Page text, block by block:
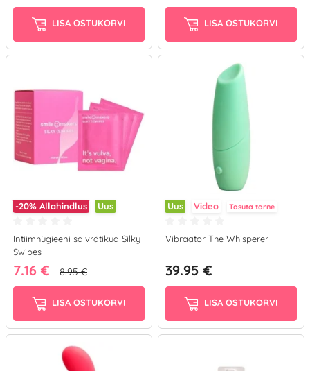
LISA OSTUKORVI LISA OSTUKORVI
-20% Allahindlus Uus
Intiimhügieeni salvrätikud Silky
Swipes
7.16 € 8.95 €
LISA OSTUKORVI
Uus Video Tasuta tarne
Vibraator The Whisperer
39.95 €
LISA OSTUKORVI